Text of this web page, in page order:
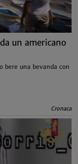
un americano
bere una bevanda con
Cronaca